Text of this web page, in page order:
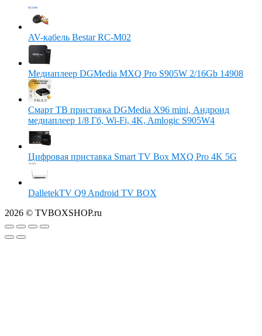
AV-кабель Bestar RC-M02
Медиаплеер DGMedia MXQ Pro S905W 2/16Gb 14908
Смарт ТВ приставка DGMedia X96 mini, Андроид
медиаплеер 1/8 Гб, Wi-Fi, 4K, Amlogic S905W4
Цифровая приставка Smart TV Box MXQ Pro 4K 5G
DalletekTV Q9 Android TV BOX
2026 © TVBOXSHOP.ru